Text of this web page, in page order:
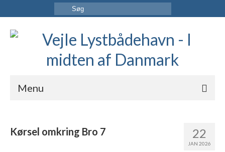
Menu
HAVNEN 22
JAN 2026
Kørsel omkring Bro 7